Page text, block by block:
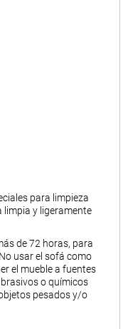
para limpieza
limpia y ligeramente
de 72 horas, para
usar el sofá como
el mueble a fuentes
o químicos
pesados y/o